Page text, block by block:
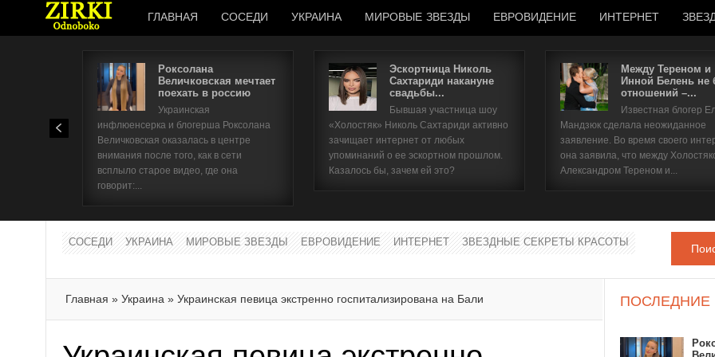
ГЛАВНАЯ СОСЕДИ УКРАИНА МИРОВЫЕ ЗВЕЗДЫ ЕВРОВИДЕНИЕ ИНТЕРНЕТ
Роксолана
Величковская мечтает
поехать в россию
Украинская
инфлюенсерка и блогерша Роксолана
Величковская оказалась в центре
внимания после того, как в сети
всплыло старое видео, где она
говорит:...
Эскортница Николь
Сахтариди накануне
свадьбы...
Бывшая участница шоу
«Холостяк» Николь Сахтариди активно
зачищает интернет от любых
упоминаний о ее эскортном прошлом.
Казалось бы, зачем ей это?
Между Тереном и
Инной Белень не
отношений –...
Известная блогер
Мандзюк сделала неожиданное
заявление. Во время своего
она заявила, что между
Александром Тереном и...
СОСЕДИ УКРАИНА МИРОВЫЕ ЗВЕЗДЫ ЕВРОВИДЕНИЕ ИНТЕРНЕТ ЗВЕЗДНЫЕ СЕКРЕТЫ КРАСОТЫ
Главная » Украина » Украинская певица экстренно госпитализирована на Бали ПОСЛЕДНИЕ
Имя пользователя
Забыли имя пользователя?